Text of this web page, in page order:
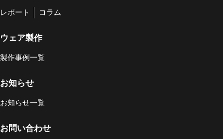
レポート コラム
ウェア製作
製作事例一覧
お知らせ
お知らせ一覧
お問い合わせ